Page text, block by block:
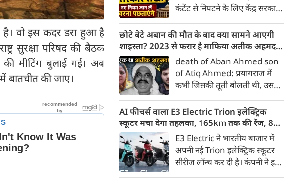
वो इस कदर डरा हुआ है
सुरक्षा परिषद की बैठक
मीटिंग बुलाई गई। अब
बातचीत की जाए।
कंटेंट से निपटने के लिए केंद्र सरकार
किया है। सरकार ने AI से तैयार कंटेंट
पर स्पष्ट लेबल और पहचान योग्य
मेटाडेटा उपलब्ध कराना अनिवार्य
किया है। साथ ही, सरकारी या
न्यायालय के आदेश के आधार पर
गैरकानूनी जानकारी हटाने की
समयसीमा 36 घंटे से घटाकर 3 घंटे
कर दी गई है।
छोटे बेटे अबान की मौत के बाद क्या सामने आएगी
शाइस्ता? 2023 से फरार है माफिया अतीक अहमद
की पत्नी
death of Aban Ahmed son
of Atiq Ahmed: प्रयागराज में
कभी जिसकी तूती बोलती थी, उस
अहमद के कुनबे पर कानून और
किस्मत की दोहरी मार पड़ रही है।
जिस झांसी जिले में अप्रैल 2023 में
अतीक के एनकाउंटर में मारे गए बेटे
असद की सांसें थमी थीं, उसी झांसी में
अब उसके छोटे बेटे अबान की भीषण
सड़क दुर्घटना में जान चली गई है।
AI फीचर्स वाला E3 Electric Trion इलेक्ट्रिक
स्कूटर मचा देगा तहलका, 165km तक की रेंज, 8
साल की बैटरी वारंटी, कीमत जानेंगे तो हो जाएंगे
हैरान
E3 Electric ने भारतीय बाजार में
अपनी नई Trion इलेक्ट्रिक स्कूटर
सीरीज लॉन्च कर दी है। कंपनी ने इसे